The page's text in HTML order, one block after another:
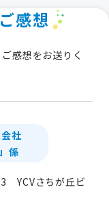
感想
感想をお送りく
会社
係
YCVさちが丘ビ